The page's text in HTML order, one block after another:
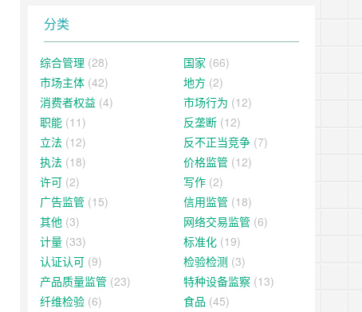
分类
综合管理 (28) 国家 (66)
市场主体 (42) 地方 (2)
消费者权益 (4) 市场行为 (12)
职能 (11) 反垄断 (12)
立法 (12) 反不正当竞争 (7)
执法 (18) 价格监管 (12)
许可 (2) 写作 (2)
广告监管 (15) 信用监管 (18)
其他 (3) 网络交易监管 (6)
计量 (33) 标准化 (19)
认证认可 (9) 检验检测 (3)
产品质量监管 (23) 特种设备监察 (13)
纤维检验 (6) 食品 (45)